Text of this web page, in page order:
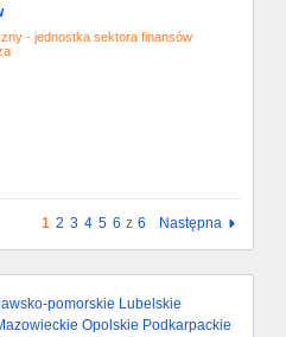
- jednostka sektora finansów
1 2 3 4 5 6 z 6 Następna
pomorskie Lubelskie
Opolskie Podkarpackie